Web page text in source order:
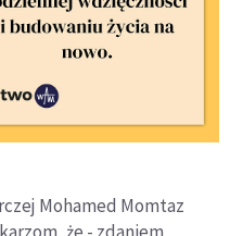
Mohamed Momtaz